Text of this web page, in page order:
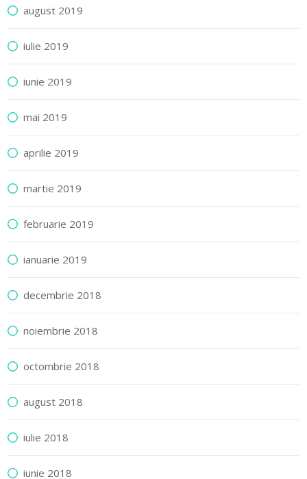
august 2019
iulie 2019
iunie 2019
mai 2019
aprilie 2019
martie 2019
februarie 2019
ianuarie 2019
decembrie 2018
noiembrie 2018
octombrie 2018
august 2018
iulie 2018
iunie 2018